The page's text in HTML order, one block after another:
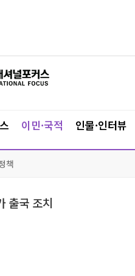
이민·국적 인물·인터뷰
책
출국 조치